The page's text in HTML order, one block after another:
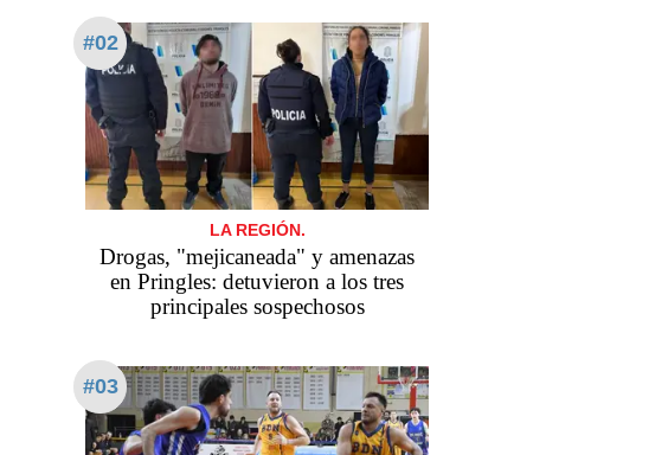
#02
LA REGIÓN.
Drogas, "mejicaneada" y amenazas
en Pringles: detuvieron a los tres
principales sospechosos
#03